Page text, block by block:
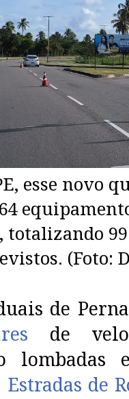
esse
(Foto:
de
de
lombadas
de